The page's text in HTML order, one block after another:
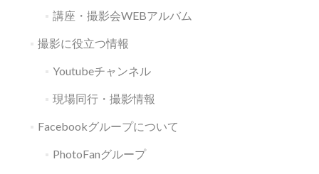
講座・撮影会WEBアルバム
撮影に役立つ情報
Youtubeチャンネル
現場同行・撮影情報
Facebookグループについて
PhotoFanグループ